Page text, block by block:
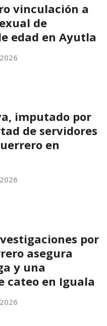
vinculación a
de
edad en Ayutla
imputado por
de servidores
en
por
asegura
y una
cateo en Iguala